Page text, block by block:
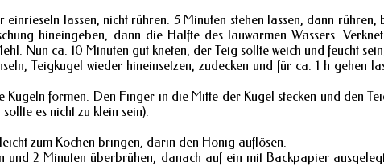
lassen, nicht rühren. 5 Minuten stehen lassen, dann
hineingeben, dann die Hälfte des lauwarmen Wassers.
Nun ca. 10 Minuten gut kneten, der Teig sollte weich und feucht
Teigkugel wieder hineinsetzen, zudecken und für ca. 1 h gehen
formen. Den Finger in die Mitte der Kugel stecken und den
es nicht zu klein sein).
zum Kochen bringen, darin den Honig auflösen.
2 Minuten überbrühen, danach auf ein mit Backpapier